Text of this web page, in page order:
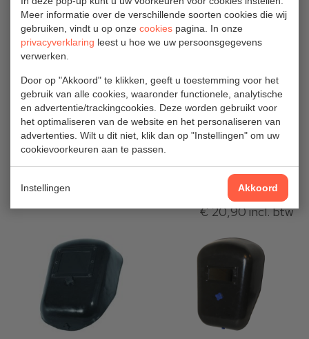
Meer informatie over de verschillende soorten cookies die wij
gebruiken, vindt u op onze cookies pagina. In onze
privacyverklaring leest u hoe we uw persoonsgegevens
verwerken.
Door op "Akkoord" te klikken, geeft u toestemming voor het
gebruik van alle cookies, waaronder functionele, analytische
en advertentie/trackingcookies. Deze worden gebruikt voor
het optimaliseren van de website en het personaliseren van
advertenties. Wilt u dit niet, klik dan op "Instellingen" om uw
cookievoorkeuren aan te passen.
Instellingen Akkoord
Lasmasker Tig
Monkeyface
€ 91,73
excl. btw
€ 110,99 incl. btw
Opzichtersschild
Honeywell
Popweld Nova
€ 17,27 excl.
€ 20,90 incl. btw